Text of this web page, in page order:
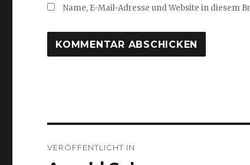
Name, E-Mail-Adresse und Website in diesem
VERÖFFENTLICHT IN